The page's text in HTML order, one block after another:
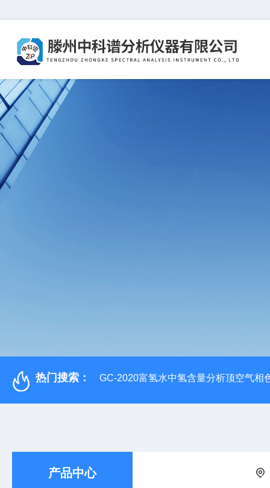
热门搜索： GC-2020富氢水中氢含量分析顶空气相
产品中心